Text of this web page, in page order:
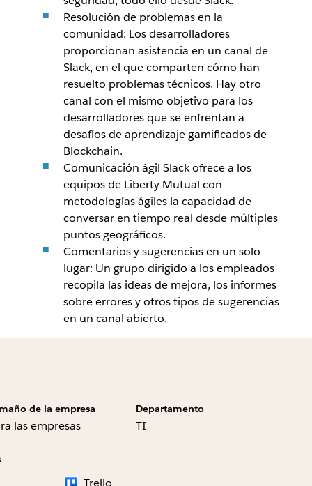
Resolución de problemas en la
comunidad: Los desarrolladores
proporcionan asistencia en un canal de
Slack, en el que comparten cómo han
resuelto problemas técnicos. Hay otro
canal con el mismo objetivo para los
desarrolladores que se enfrentan a
desafíos de aprendizaje gamificados de
Blockchain.
Comunicación ágil Slack ofrece a los
equipos de Liberty Mutual con
metodologías ágiles la capacidad de
conversar en tiempo real desde múltiples
puntos geográficos.
Comentarios y sugerencias en un solo
lugar: Un grupo dirigido a los empleados
recopila las ideas de mejora, los informes
sobre errores y otros tipos de sugerencias
en un canal abierto.
de la empresa
las empresas
Departamento
TI
Trello